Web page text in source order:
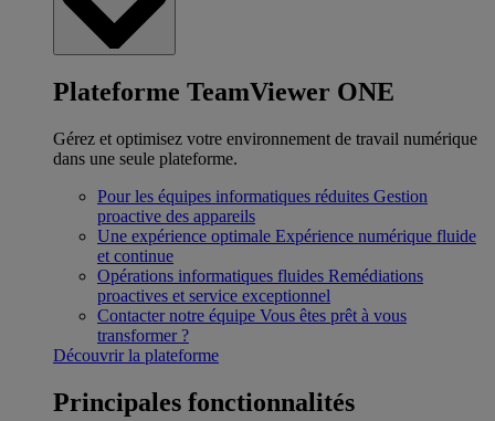
Plateforme TeamViewer ONE
Gérez et optimisez votre environnement de travail numérique
dans une seule plateforme.
Pour les équipes informatiques réduites Gestion
proactive des appareils
Une expérience optimale Expérience numérique fluide
et continue
Opérations informatiques fluides Remédiations
proactives et service exceptionnel
Contacter notre équipe Vous êtes prêt à vous
transformer ?
Découvrir la plateforme
Principales fonctionnalités